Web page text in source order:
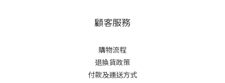
顧客服務
購物流程
退換貨政策
付款及運送方式